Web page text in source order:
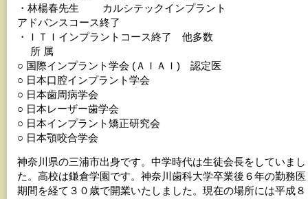
・林楊春先生 カルシテックインプラント
アドバンスコース終了
・ＩＴＩインプラントコース終了 他多数
所 属
○ 国際インプラント学会 (ＡＩＡＩ) 認定医
○ 日本口腔インプラント学会
○ 日本歯周病学会
○ 日本レーザー歯学会
○ 日本インプラント矯正研究会
○ 日本顎咬合学会
神奈川県の三浦市出身です。中学時代は生徒会長をしていまし
た。高校は鎌倉学園です。神奈川歯科大学卒業後６年の勤務医
期間を経て３０歳で開業いたしました。現在の場所には平成８